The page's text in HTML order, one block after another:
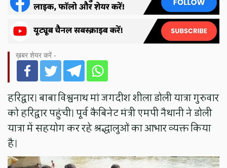
ख़बर शेयर करें -
हरिद्वार। बाबा विश्वनाथ मां जगदीश शीला डोली यात्रा गुरुवार
को हरिद्वार पहुंची। पूर्व कैबिनेट मंत्री एमपी नैथानी ने डोली
यात्रा में सहयोग कर रहे श्रद्धालुओं का आभार व्यक्त किया
है।